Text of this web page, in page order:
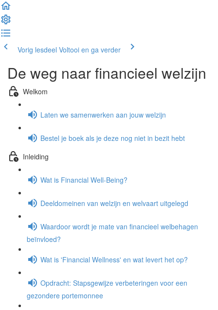
Vorig lesdeel Voltooi en ga verder
De weg naar financieel welzijn
Welkom
Laten we samenwerken aan jouw welzijn
Bestel je boek als je deze nog niet in bezit hebt
Inleiding
Wat is Financial Well-Being?
Deeldomeinen van welzijn en welvaart uitgelegd
Waardoor wordt je mate van financieel welbehagen
beïnvloed?
Wat is 'Financial Wellness' en wat levert het op?
Opdracht: Stapsgewijze verbeteringen voor een
gezondere portemonnee